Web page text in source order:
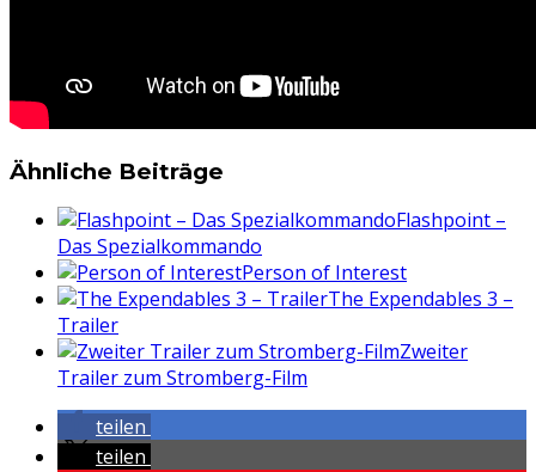
Ähnliche Beiträge
Flashpoint –
Das Spezialkommando
Person of Interest
The Expendables 3 –
Trailer
Zweiter
Trailer zum Stromberg-Film
teilen
teilen